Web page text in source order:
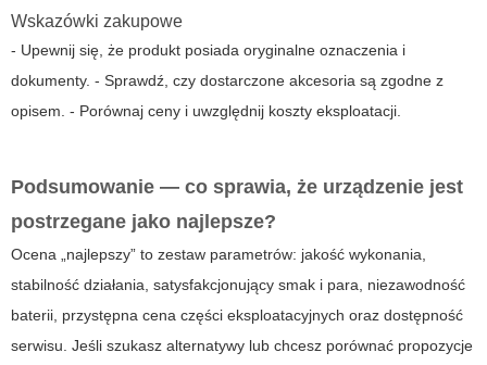
Wskazówki zakupowe
- Upewnij się, że produkt posiada oryginalne oznaczenia i
dokumenty. - Sprawdź, czy dostarczone akcesoria są zgodne z
opisem. - Porównaj ceny i uwzględnij koszty eksploatacji.
Podsumowanie — co sprawia, że urządzenie jest
postrzegane jako najlepsze?
Ocena „najlepszy” to zestaw parametrów: jakość wykonania,
stabilność działania, satysfakcjonujący smak i para, niezawodność
baterii, przystępna cena części eksploatacyjnych oraz dostępność
serwisu. Jeśli szukasz alternatywy lub chcesz porównać propozycje